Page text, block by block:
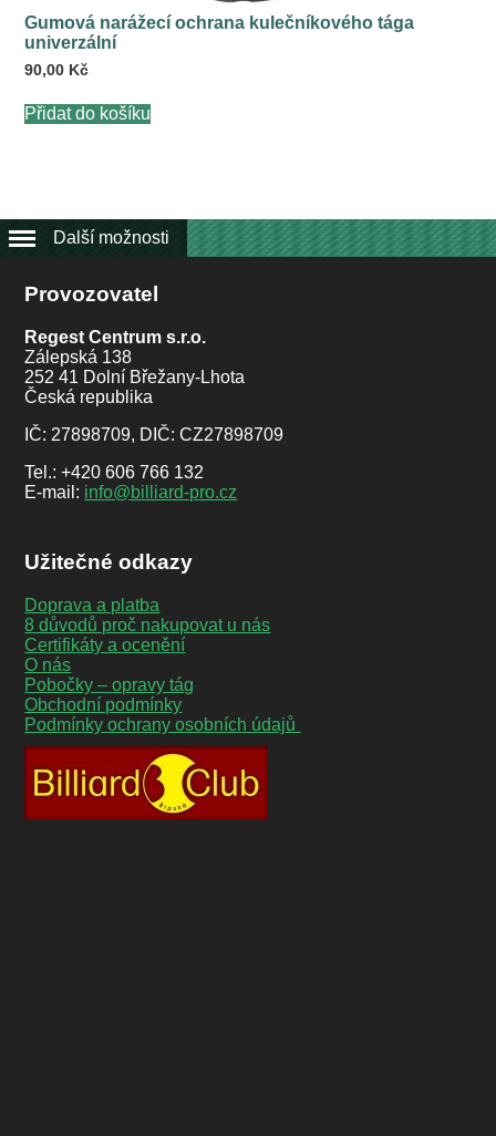
Gumová narážecí ochrana kulečníkového tága
univerzální
90,00 Kč
Přidat do košíku
Další možnosti
Provozovatel
Regest Centrum s.r.o.
Zálepská 138
252 41 Dolní Břežany-Lhota
Česká republika
IČ: 27898709, DIČ: CZ27898709
Tel.: +420 606 766 132
E-mail: info@billiard-pro.cz
Užitečné odkazy
Doprava a platba
8 důvodů proč nakupovat u nás
Certifikáty a ocenění
O nás
Pobočky – opravy tág
Obchodní podmínky
Podmínky ochrany osobních údajů